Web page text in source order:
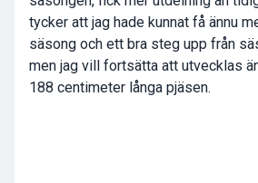
tycker att jag hade kunnat få ännu
säsong och ett bra steg upp från
men jag vill fortsätta att utvecklas
188 centimeter långa pjäsen.